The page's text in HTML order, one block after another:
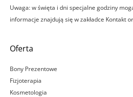
Uwaga: w święta i dni specjalne godziny
informacje znajdują się w zakładce Kontakt
Oferta
Bony Prezentowe
Fizjoterapia
Kosmetologia